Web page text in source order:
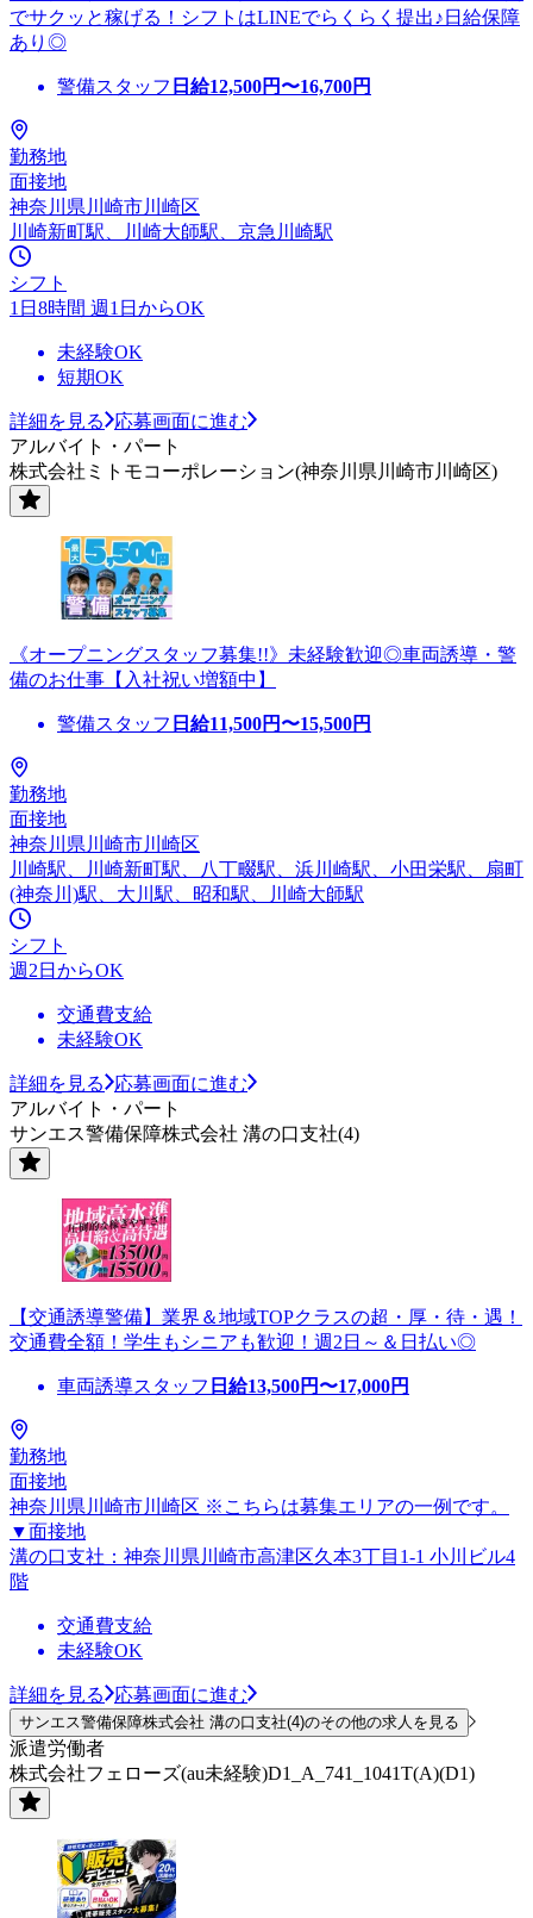
でサクッと稼げる！シフトはLINEでらくらく提出♪日給保障
あり◎
警備スタッフ 日給12,500円〜16,700円
勤務地
面接地
神奈川県川崎市川崎区
川崎新町駅、川崎大師駅、京急川崎駅
シフト
1日8時間 週1日からOK
未経験OK
短期OK
詳細を見る
応募画面に進む
アルバイト・パート
株式会社ミトモコーポレーション(神奈川県川崎市川崎区)
《オープニングスタッフ募集!!》未経験歓迎◎車両誘導・警
備のお仕事【入社祝い増額中】
警備スタッフ 日給11,500円〜15,500円
勤務地
面接地
神奈川県川崎市川崎区
川崎駅、川崎新町駅、八丁畷駅、浜川崎駅、小田栄駅、扇町
(神奈川)駅、大川駅、昭和駅、川崎大師駅
シフト
週2日からOK
交通費支給
未経験OK
詳細を見る
応募画面に進む
アルバイト・パート
サンエス警備保障株式会社 溝の口支社(4)
【交通誘導警備】業界＆地域TOPクラスの超・厚・待・遇！
交通費全額！学生もシニアも歓迎！週2日～＆日払い◎
車両誘導スタッフ 日給13,500円〜17,000円
勤務地
面接地
神奈川県川崎市川崎区 ※こちらは募集エリアの一例です。
▼面接地
溝の口支社：神奈川県川崎市高津区久本3丁目1-1 小川ビル4
階
交通費支給
未経験OK
詳細を見る 応募画面に進む
サンエス警備保障株式会社 溝の口支社(4)のその他の求人を見る
派遣労働者
株式会社フェローズ(au未経験)D1_A_741_1041T(A)(D1)